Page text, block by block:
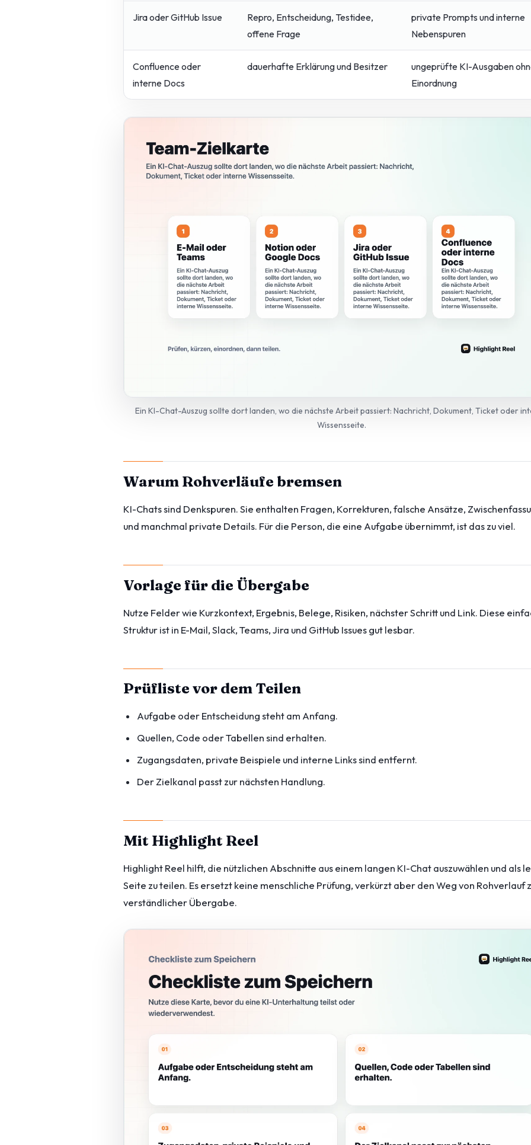
Jira oder GitHub Issue
Repro, Entscheidung, Testidee,
offene Frage
private Prompts und interne
Nebenspuren
Confluence oder
interne Docs
dauerhafte Erklärung und Besitzer
ungeprüfte KI-Ausgaben
Einordnung
Ein KI-Chat-Auszug sollte dort landen, wo die nächste Arbeit passiert: Nachricht, Dokument, Ticket oder
Wissensseite.
Warum Rohverläufe bremsen
KI-Chats sind Denkspuren. Sie enthalten Fragen, Korrekturen, falsche Ansätze,
und manchmal private Details. Für die Person, die eine Aufgabe übernimmt, ist das zu viel.
Vorlage für die Übergabe
Nutze Felder wie Kurzkontext, Ergebnis, Belege, Risiken, nächster Schritt und Link. Diese
Struktur ist in E-Mail, Slack, Teams, Jira und GitHub Issues gut lesbar.
Prüfliste vor dem Teilen
Aufgabe oder Entscheidung steht am Anfang.
Quellen, Code oder Tabellen sind erhalten.
Zugangsdaten, private Beispiele und interne Links sind entfernt.
Der Zielkanal passt zur nächsten Handlung.
Mit Highlight Reel
Highlight Reel hilft, die nützlichen Abschnitte aus einem langen KI-Chat auszuwählen und als
Seite zu teilen. Es ersetzt keine menschliche Prüfung, verkürzt aber den Weg von Rohverlauf
verständlicher Übergabe.